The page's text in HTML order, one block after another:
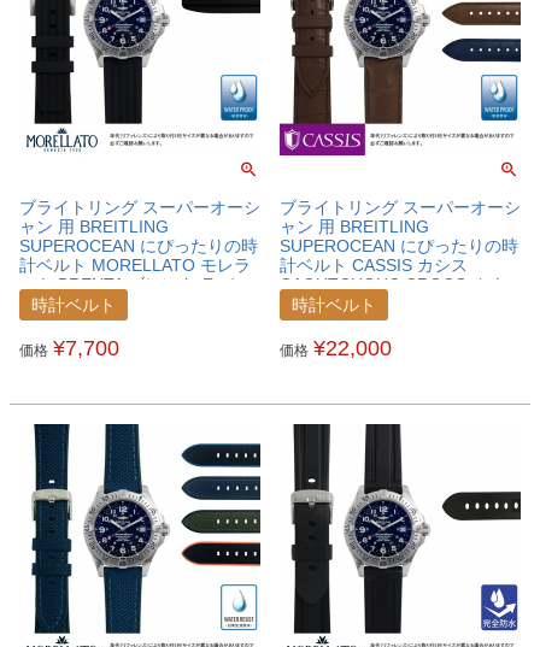
ブライトリング スーパーオーシ
ャン 用 BREITLING
SUPEROCEAN にぴったりの時
計ベルト MORELLATO モレラ
ート BRENTA ブレンタ ラバー
時計ベルト U4025187BRESPO
時計ベルト
価格 ¥7,700
ブライトリング スーパーオーシ
ャン 用 BREITLING
SUPEROCEAN にぴったりの時
計ベルト CASSIS カシス
CAOUTCHOUC CROCO カウ
チッククロコ カウチックラバー
時計ベルト U0043001BRESPO
時計ベルト
価格 ¥22,000